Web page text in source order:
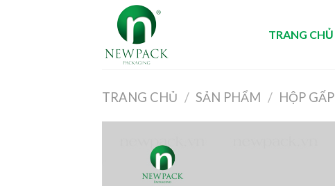
TRANG CHỦ
TRANG CHỦ / SẢN PHẨM / HỘP GẤP